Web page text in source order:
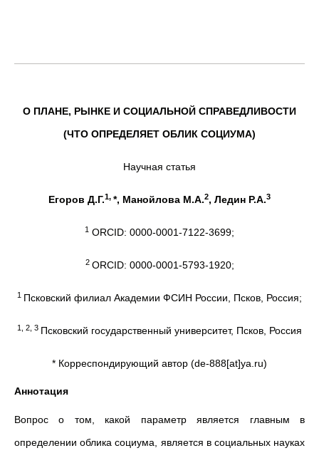
O ПЛАНЕ, РЫНКЕ И СОЦИАЛЬНОЙ СПРАВЕДЛИВОСТИ
(ЧТО ОПРЕДЕЛЯЕТ ОБЛИК СОЦИУМА)
Научная статья
Егоров Д.Г.1, *, Манойлова М.А.2, Ледин Р.А.3
1 ORCID: 0000-0001-7122-3699;
2 ORCID: 0000-0001-5793-1920;
1 Псковский филиал Академии ФСИН России, Псков, Россия;
1, 2, 3 Псковский государственный университет, Псков, Россия
* Корреспондирующий автор (de-888[at]ya.ru)
Аннотация
Вопрос о том, какой параметр является главным в
определении облика социума, является в социальных науках